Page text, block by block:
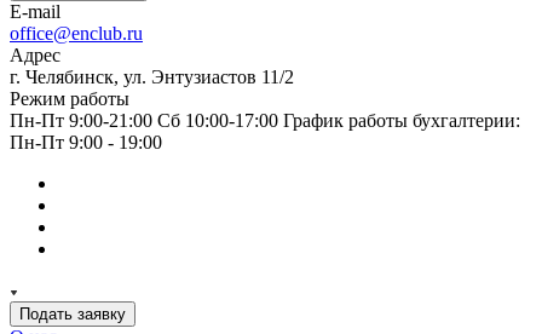
E-mail
office@enclub.ru
Адрес
г. Челябинск, ул. Энтузиастов 11/2
Режим работы
Пн-Пт 9:00-21:00 Сб 10:00-17:00 График работы бухгалтерии:
Пн-Пт 9:00 - 19:00
Подать заявку